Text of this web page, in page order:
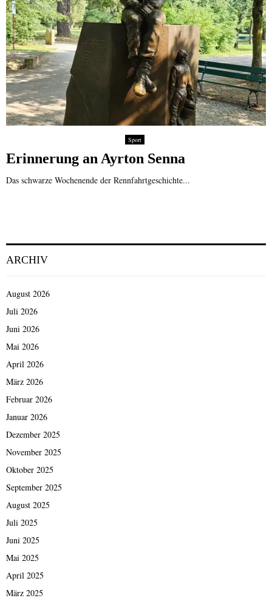
Sport
Erinnerung an Ayrton Senna
Das schwarze Wochenende der Rennfahrtgeschichte...
ARCHIV
August 2026
Juli 2026
Juni 2026
Mai 2026
April 2026
März 2026
Februar 2026
Januar 2026
Dezember 2025
November 2025
Oktober 2025
September 2025
August 2025
Juli 2025
Juni 2025
Mai 2025
April 2025
März 2025